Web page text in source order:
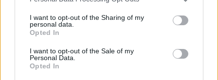
I want to opt-out of the Sharing of my
personal data.
Opted In
I want to opt-out of the Sale of my
Personal Data.
Opted In
Itali, alarm i kuq në 27
qytete për shkak të vapës
Londra shpall masa të reja